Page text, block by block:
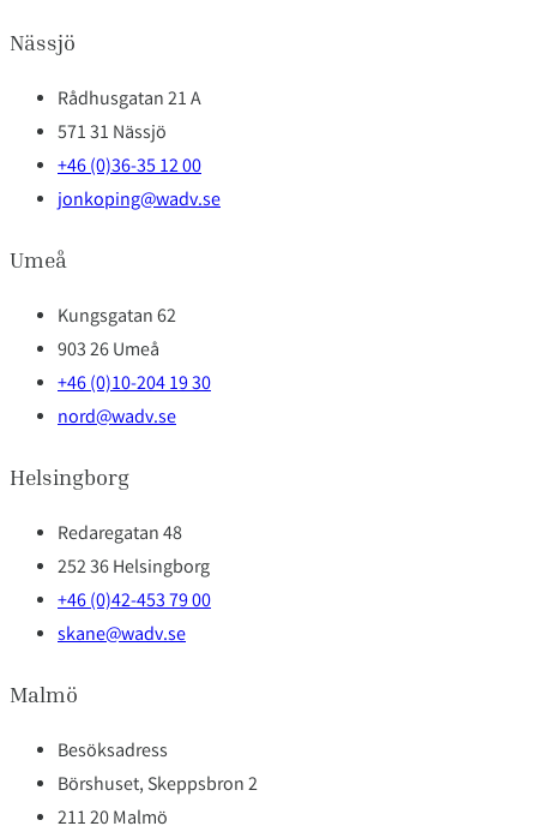
Nässjö
Rådhusgatan 21 A
571 31 Nässjö
+46 (0)36-35 12 00
jonkoping@wadv.se
Umeå
Kungsgatan 62
903 26 Umeå
+46 (0)10-204 19 30
nord@wadv.se
Helsingborg
Redaregatan 48
252 36 Helsingborg
+46 (0)42-453 79 00
skane@wadv.se
Malmö
Besöksadress
Börshuset, Skeppsbron 2
211 20 Malmö